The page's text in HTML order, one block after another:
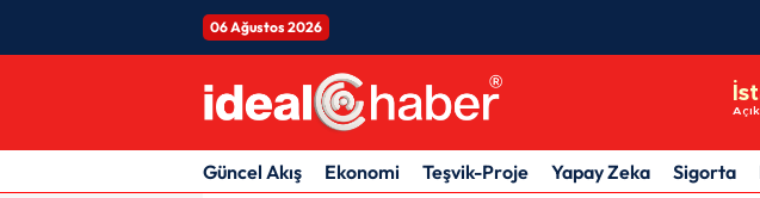
06 Ağustos 2026
Açık
Güncel Akış Ekonomi Teşvik-Proje Yapay Zeka Sigorta